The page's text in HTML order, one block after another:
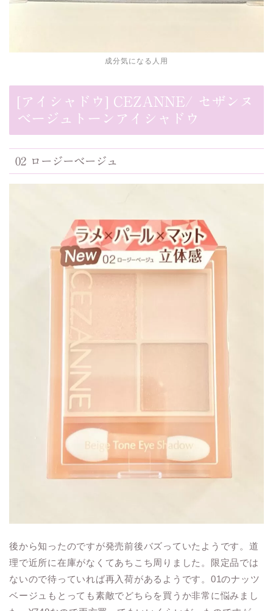
成分気になる人用
[アイシャドウ] CEZANNE/ セザンヌ
ベージュトーンアイシャドウ
02 ロージーベージュ
後から知ったのですが発売前後バズっていたようです。道
理で近所に在庫がなくてあちこち周りました。限定品では
ないので待っていれば再入荷があるようです。01のナッツ
ベージュもとっても素敵でどちらを買うか非常に悩みまし